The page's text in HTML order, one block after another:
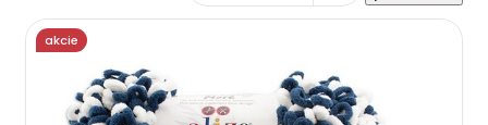
akcie